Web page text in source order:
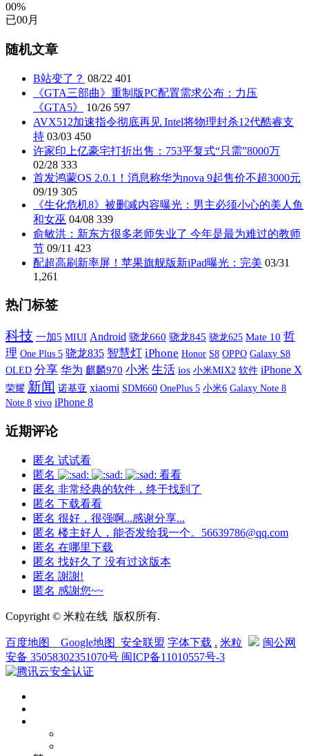
00%
已00月
随机文章
B站变了？ 08/22 401
《GTA三部曲》重制版PC配置需求公布：力压
《GTA5》
10/26 597
AVX512加速指令彻底再见 Intel将物理封杀12代酷睿支
持 03/03 450
许家印上亿豪宅打折出售：753平复式“只需”8000万
02/28 333
首发鸿蒙OS 2.0.1！消息称华为nova 9起售价不超3000元
09/19 305
《生化危机8》被删减内容曝光：男主必须小心的美人鱼
和女巫 04/08 339
俞敏洪：新东方很多老师失业了 今年是最为难过的教师
节 09/11 423
配超高刷新率屏！苹果旗舰版新iPad曝光：完美 03/31
1,261
热门标签
科技 一加5 MIUI Android 骁龙660 骁龙845 骁龙625 Mate 10 哲
理 One Plus 5 骁龙835 智慧灯 iPhone Honor S8 OPPO Galaxy S8
OLED 分享 华为 麒麟970 小米 生活 ios 小米MIX2 软件 iPhone X
荣耀 新闻 诺基亚 xiaomi SDM660 OnePlus 5 小米6 Galaxy Note 8
Note 8 vivo iPhone 8
近期评论
匿名 试试看
匿名
看看
匿名 非常经典的软件，终于找到了
匿名 下载看看
匿名 很好，很强啊...感谢分享...
匿名 楼主好人，能否发给我一个。56639786@qq.com
匿名 在哪里下载
匿名 找好久了 没有过这版本
匿名 謝謝!
匿名 感謝您~~
Copyright © 米粒在线 版权所有.
百度地图 Google地图 安全联盟 字体下载 . 米粒
闽公网
安备 35058302351070号 闽ICP备11010557号-3